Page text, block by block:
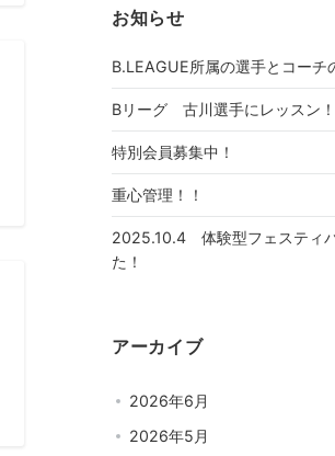
お知らせ
B.LEAGUE所属の選手とコーチ
Bリーグ 古川選手にレッスン！
特別会員募集中！
重心管理！！
2025.10.4 体験型フェスティ
た！
アーカイブ
2026年6月
2026年5月